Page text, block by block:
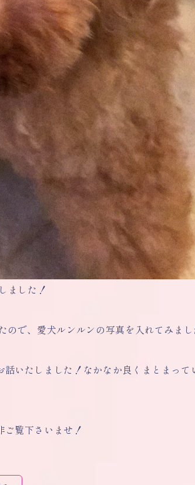
ました！
で、愛犬ルンルンの写真を入れてみまし
いたしました！なかなか良くまとまって
覧下さいませ！